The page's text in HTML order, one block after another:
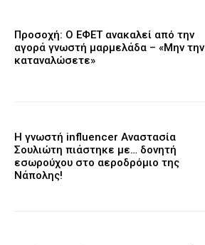
Προσοχή: Ο ΕΦΕΤ ανακαλεί από την
αγορά γνωστή μαρμελάδα – «Μην την
καταναλώσετε»
Η γνωστή influencer Αναστασία
Σουλιώτη πιάστηκε με… δονητή
εσωρούχου στο αεροδρόμιο της
Νάπολης!